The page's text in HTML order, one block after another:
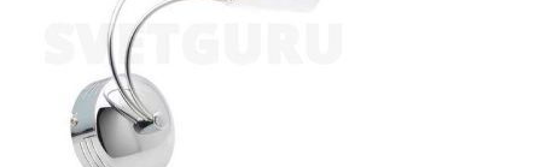
Распродажа
Еще
Мебель